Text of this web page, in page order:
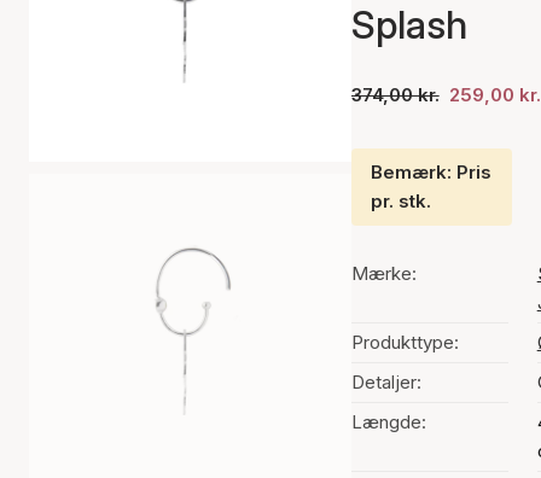
Splash
374,00 kr. 259,00 kr.
Bemærk: Pris
pr. stk.
Mærke:
Produkttype:
Detaljer:
Længde: